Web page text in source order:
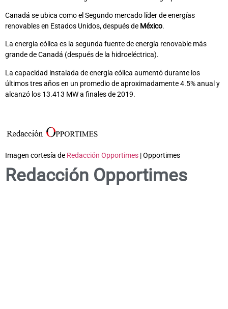
Canadá se ubica como el Segundo mercado líder de energías
renovables en Estados Unidos, después de México.
La energía eólica es la segunda fuente de energía renovable más
grande de Canadá (después de la hidroeléctrica).
La capacidad instalada de energía eólica aumentó durante los
últimos tres años en un promedio de aproximadamente 4.5% anual y
alcanzó los 13.413 MW a finales de 2019.
Imagen cortesía de Redacción Opportimes | Opportimes
Redacción Opportimes